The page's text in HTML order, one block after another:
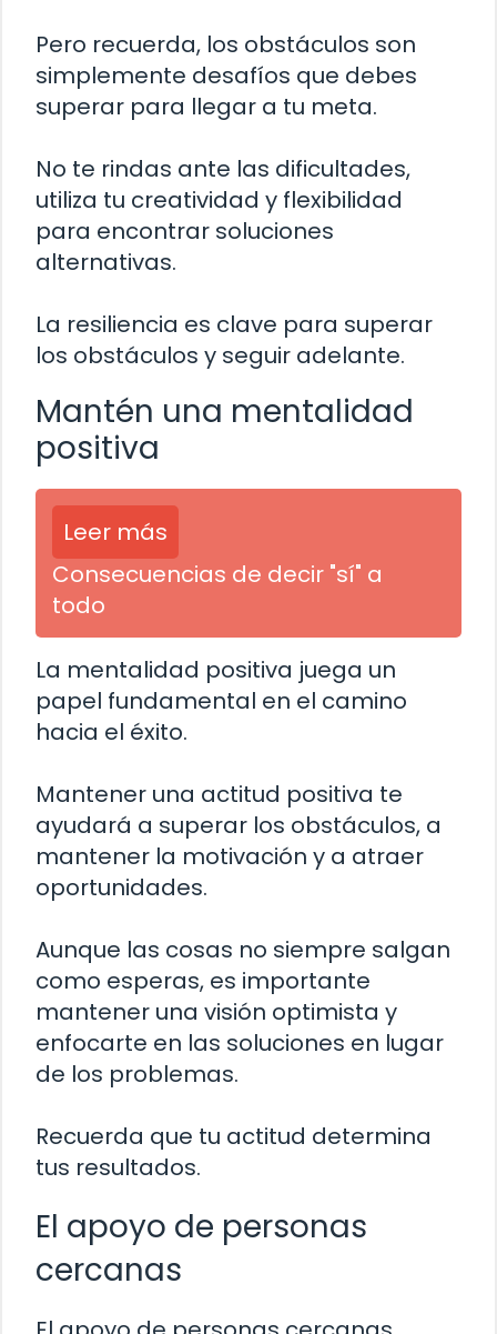
Pero recuerda, los obstáculos son
simplemente desafíos que debes
superar para llegar a tu meta.
No te rindas ante las dificultades,
utiliza tu creatividad y flexibilidad
para encontrar soluciones
alternativas.
La resiliencia es clave para superar
los obstáculos y seguir adelante.
Mantén una mentalidad
positiva
Leer más
Consecuencias de decir "sí" a
todo
La mentalidad positiva juega un
papel fundamental en el camino
hacia el éxito.
Mantener una actitud positiva te
ayudará a superar los obstáculos, a
mantener la motivación y a atraer
oportunidades.
Aunque las cosas no siempre salgan
como esperas, es importante
mantener una visión optimista y
enfocarte en las soluciones en lugar
de los problemas.
Recuerda que tu actitud determina
tus resultados.
El apoyo de personas
cercanas